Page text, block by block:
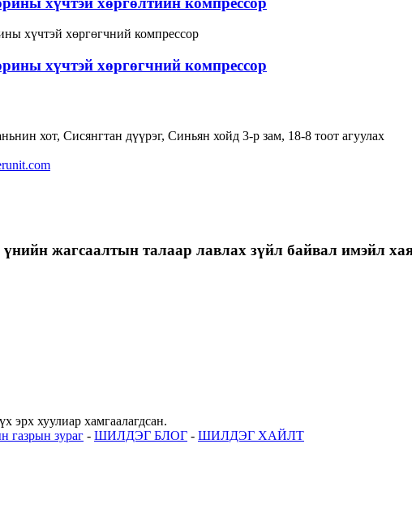
хүчтэй хөргөгчний компрессор
хот, Сисянгтан дүүрэг, Синьян хойд 3-р зам, 18-8 тоот агуулах
үнийн жагсаалтын талаар лавлах зүйл байвал имэйл
эрх хуулиар хамгаалагдсан.
газрын зураг - ШИЛДЭГ БЛОГ - ШИЛДЭГ ХАЙЛТ